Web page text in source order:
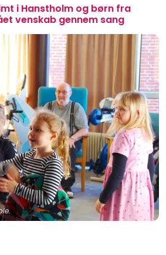
i Hanstholm og børn fra
venskab gennem sang